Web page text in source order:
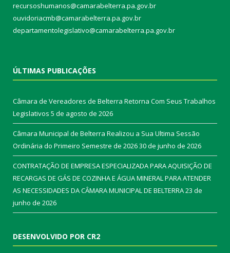
recursoshumanos@camarabelterra.pa.gov.br
ouvidoriacmb@camarabelterra.pa.gov.br
departamentolegislativo@camarabelterra.pa.gov.br
ÚLTIMAS PUBLICAÇÕES
Câmara de Vereadores de Belterra Retorna Com Seus Trabalhos
Legislativos 5 de agosto de 2026
Câmara Municipal de Belterra Realizou a Sua Ultima Sessão
Ordinária do Primeiro Semestre de 202630 de junho de 2026
CONTRATAÇÃO DE EMPRESA ESPECIALIZADA PARA AQUISIÇÃO DE
RECARGAS DE GÁS DE COZINHA E ÁGUA MINERAL PARA ATENDER
AS NECESSIDADES DA CÂMARA MUNICIPAL DE BELTERRA23 de
junho de 2026
DESENVOLVIDO POR CR2